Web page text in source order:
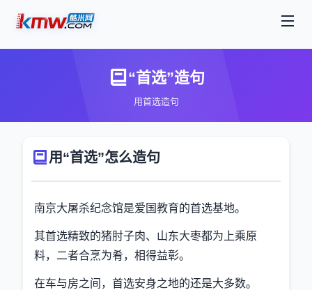
“首选”造句
用首选造句
用“首选”怎么造句
南京大屠杀纪念馆是爱国教育的首选基地。
其首选精致的猪肘子肉、山东大枣都为上乘原
料，二者合烹为肴，相得益彰。
在车与房之间，首选安身之地的还是大多数。